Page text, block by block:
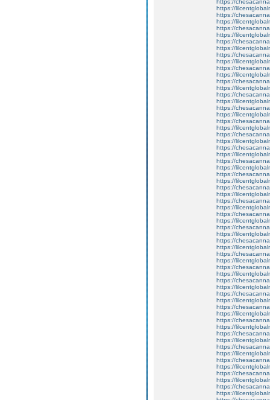
https://
https://
https://
https://
https://
https://
https://
https://
https://
https://
https://
https://
https://
https://
https://
https://
https://
https://
https://
https://
https://
https://
https://
https://
https://
https://
https://
https://
https://
https://
https://
https://
https://
https://
https://
https://
https://
https://
https://
https://
https://
https://
https://
https://
https://
https://
https://
https://
https://
https://
https://
https://
https://
https://
https://
https://
https://
https://
https://
https://